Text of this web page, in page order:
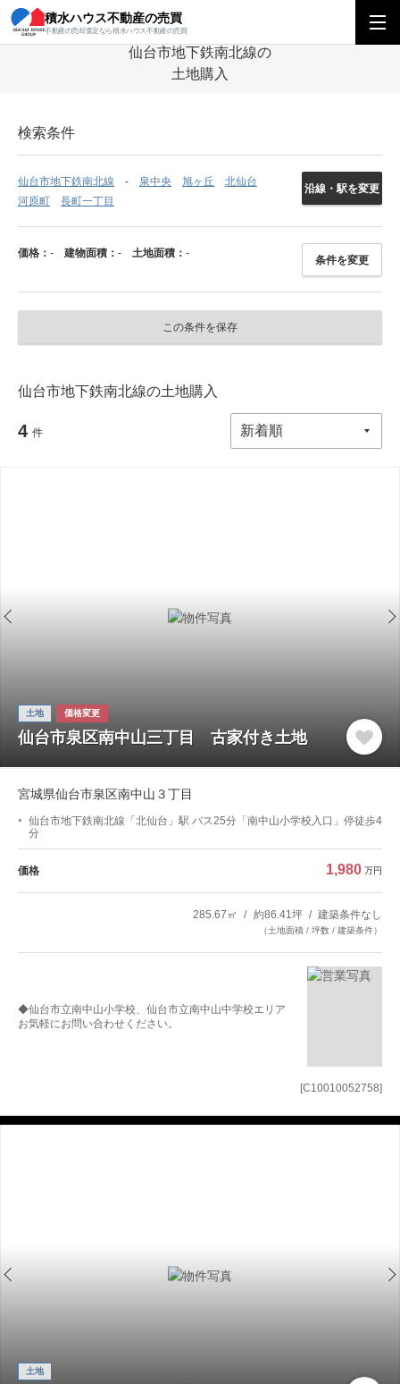
積水ハウス不動産の売買
不動産の売却査定なら積水ハウス不動産の売買
積水ハウス不動産の売買 東北エリア 仙台市地下鉄南北
仙台市地下鉄南北線の
土地購入
検索条件
仙台市地下鉄南北線 泉中央 旭ヶ丘
北仙台
河原町
長町一丁目
沿線・駅を変更
価格： - 建物面積： - 土地面積： -
条件を変更
この条件を保存
仙台市地下鉄南北線の土地購入
4 件
[C10010052758]
土地 価格変更
仙台市泉区南中山三丁目 古家付き土地
宮城県仙台市泉区南中山３丁目
仙台市地下鉄南北線「北仙台」駅 バス25分「南中山小学校入口」停徒歩4
分
価格 1,980 万円
285.67㎡ 約86.41坪 建築条件なし
（土地面積 / 坪数 / 建築条件）
◆仙台市立南中山小学校、仙台市立南中山中学校エリア
お気軽にお問い合わせください。
土地